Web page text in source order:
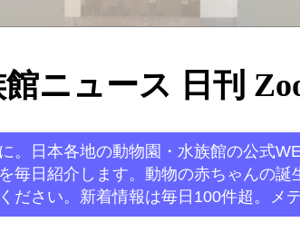
ニュース 日刊
。日本各地の動物園・水族館の公式
毎日紹介します。動物の赤ちゃんの
ださい。新着情報は毎日100件超。メ